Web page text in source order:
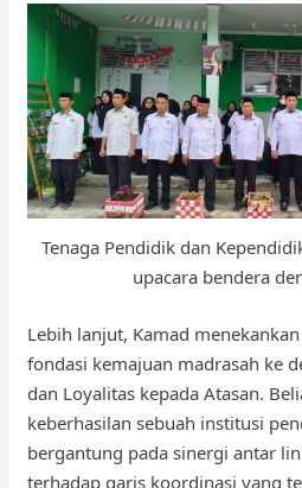
Tenaga Pendidik dan
upacara bendera
Lebih lanjut, Kamad
fondasi kemajuan madrasah ke
dan Loyalitas kepada Atasan.
keberhasilan sebuah institusi
bergantung pada sinergi antar
terhadap garis koordinasi yang